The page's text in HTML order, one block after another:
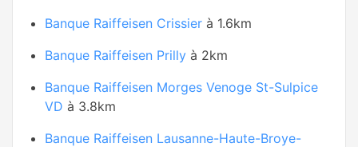
Banque Raiffeisen Crissier à 1.6km
Banque Raiffeisen Prilly à 2km
Banque Raiffeisen Morges Venoge St-Sulpice
VD à 3.8km
Banque Raiffeisen Lausanne-Haute-Broye-